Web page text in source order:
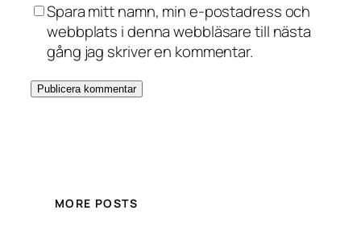
Spara mitt namn, min e-postadress och
webbplats i denna webbläsare till nästa
gång jag skriver en kommentar.
MORE POSTS